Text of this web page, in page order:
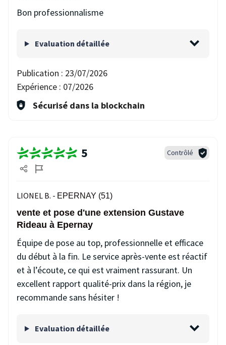
Bon professionnalisme
Evaluation détaillée
Publication : 23/07/2026
Expérience : 07/2026
Sécurisé dans la blockchain
5 Contrôlé
LIONEL B. - EPERNAY (51)
vente et pose d'une extension Gustave
Rideau à Epernay
Équipe de pose au top, professionnelle et efficace
du début à la fin. Le service après-vente est réactif
et à l’écoute, ce qui est vraiment rassurant. Un
excellent rapport qualité-prix dans la région, je
recommande sans hésiter !
Evaluation détaillée